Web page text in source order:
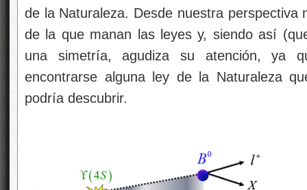
de la Naturaleza. Desde nuestra
de la que manan las leyes y, siendo así
una simetría, agudiza su atención, ya
encontrarse alguna ley de la Naturaleza
podría descubrir.